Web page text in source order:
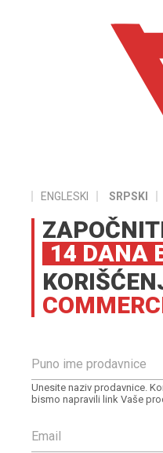
ENGLESKI SRPSKI
14 DANA
Unesite naziv prodavnice.
bismo napravili link Vaše